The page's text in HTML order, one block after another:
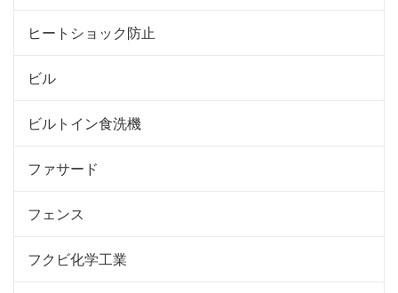
ヒートショック防止
ビル
ビルトイン食洗機
ファサード
フェンス
フクビ化学工業